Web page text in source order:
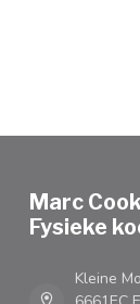
Marc
Fysieke
Kleine